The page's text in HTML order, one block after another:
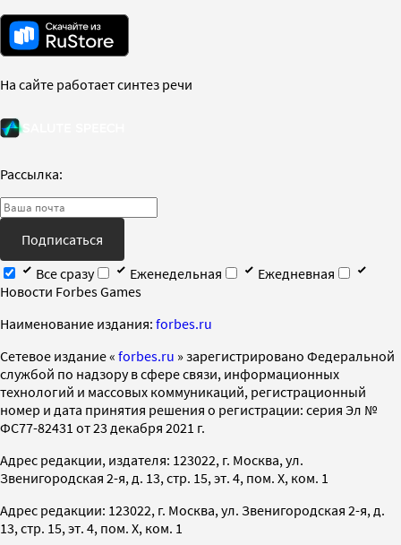
На сайте работает синтез речи
Рассылка:
Подписаться
Все сразу
Еженедельная
Ежедневная
Новости Forbes Games
Наименование издания: forbes.ru
Cетевое издание « forbes.ru » зарегистрировано Федеральной
службой по надзору в сфере связи, информационных
технологий и массовых коммуникаций, регистрационный
номер и дата принятия решения о регистрации: серия Эл №
ФС77-82431 от 23 декабря 2021 г.
Адрес редакции, издателя: 123022, г. Москва, ул.
Звенигородская 2-я, д. 13, стр. 15, эт. 4, пом. X, ком. 1
Адрес редакции: 123022, г. Москва, ул. Звенигородская 2-я, д.
13, стр. 15, эт. 4, пом. X, ком. 1